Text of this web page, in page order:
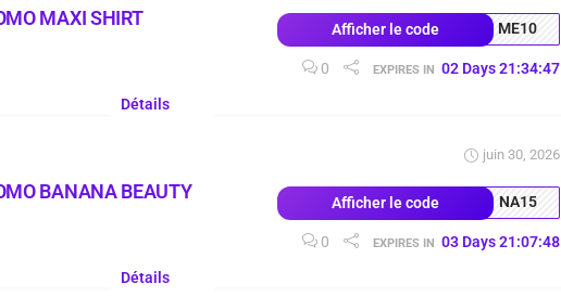
MAXI SHIRT Afficher le code ME10
0 EXPIRES IN 02 Days 21:34:47
Détails
BANANA BEAUTY
juin 30, 2026
Afficher le code NA15
0 EXPIRES IN 03 Days 21:07:48
Détails